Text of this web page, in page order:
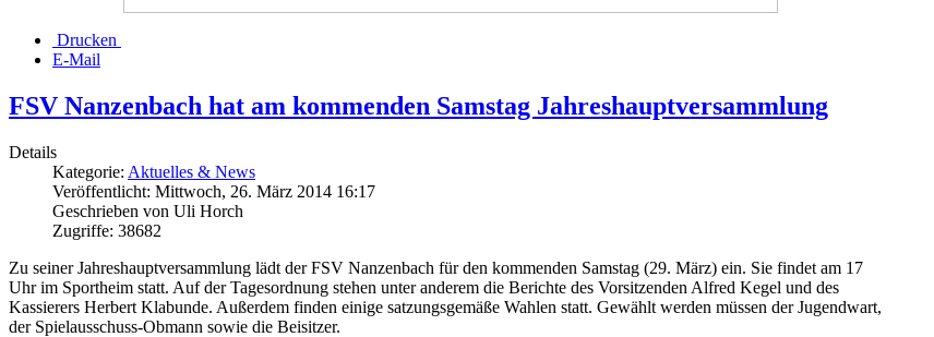
Drucken
E-Mail
FSV Nanzenbach hat am kommenden Samstag Jahreshauptversammlung
Details
Kategorie: Aktuelles & News
Veröffentlicht: Mittwoch, 26. März 2014 16:17
Geschrieben von Uli Horch
Zugriffe: 38682
Zu seiner Jahreshauptversammlung lädt der FSV Nanzenbach für den kommenden Samstag (29. März) ein. Sie findet am 17
Uhr im Sportheim statt. Auf der Tagesordnung stehen unter anderem die Berichte des Vorsitzenden Alfred Kegel und des
Kassierers Herbert Klabunde. Außerdem finden einige satzungsgemäße Wahlen statt. Gewählt werden müssen der Jugendwart,
der Spielausschuss-Obmann sowie die Beisitzer.